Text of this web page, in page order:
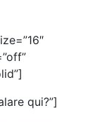
qui?”]